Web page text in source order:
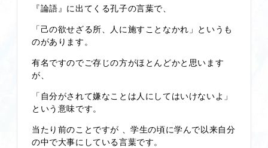
『論語』に出てくる孔子の言葉で、
「己の欲せざる所、人に施すことなかれ」というも
のがあります。
有名ですのでご存じの方がほとんどかと思います
が、
「自分がされて嫌なことは人にしてはいけないよ」
という意味です。
当たり前のことですが 、学生の頃に学んで以来自分
の中で大事にしている言葉です。